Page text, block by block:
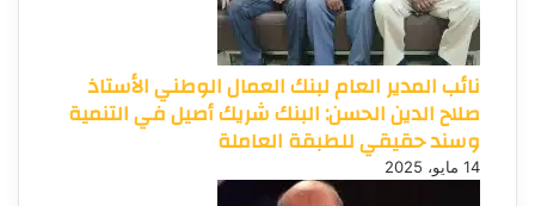
نائب المدير العام لبنك العمال الوطني الأستاذ
صلاح الدين الحسن: البنك شريك أصيل في التنمية
وسند حقيقي للطبقة العاملة
14 مايو، 2025